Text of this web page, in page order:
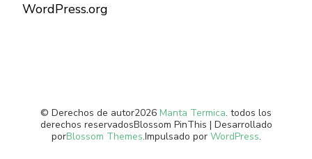
WordPress.org
© Derechos de autor2026 Manta Termica. todos los
derechos reservadosBlossom PinThis | Desarrollado
porBlossom Themes.Impulsado por WordPress.